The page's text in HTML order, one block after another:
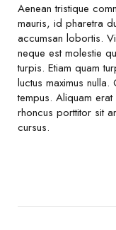
Aenean tristique
mauris, id pharetra
accumsan lobortis.
neque est molestie
turpis. Etiam quam
luctus maximus
tempus. Aliquam
rhoncus porttitor sit
cursus.